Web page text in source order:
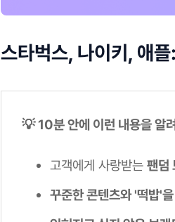
스타벅스, 나이키, 애
💡 10분 안에 이런 내용을 알
고객에게 사랑받는 팬덤
꾸준한 콘텐츠와 '떡밥'을